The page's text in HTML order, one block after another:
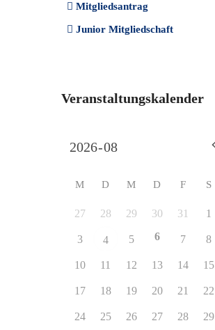
Mitgliedsantrag
Junior Mitgliedschaft
Veranstaltungskalender
M D M D F S
27 28 29 30 31 1
3 4 5 6 7 8
10 11 12 13 14 15
17 18 19 20 21 22
24 25 26 27 28 29